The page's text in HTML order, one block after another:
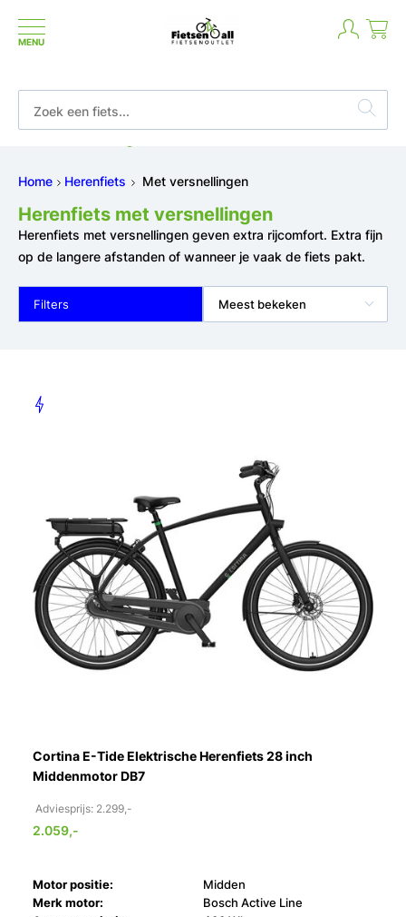
MENU
Home Herenfiets Met versnellingen
Herenfiets met versnellingen
Herenfiets met versnellingen geven extra rijcomfort. Extra fijn
op de langere afstanden of wanneer je vaak de fiets pakt.
Filters Meest bekeken
Cortina E-Tide Elektrische Herenfiets 28 inch
Middenmotor DB7
Adviesprijs: 2.299,-
2.059,-
Motor positie:
Midden
Merk motor:
Bosch Active Line